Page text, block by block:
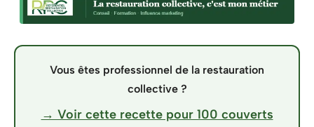
Vous êtes professionnel de la restauration
collective ?
→ Voir cette recette pour 100 couverts